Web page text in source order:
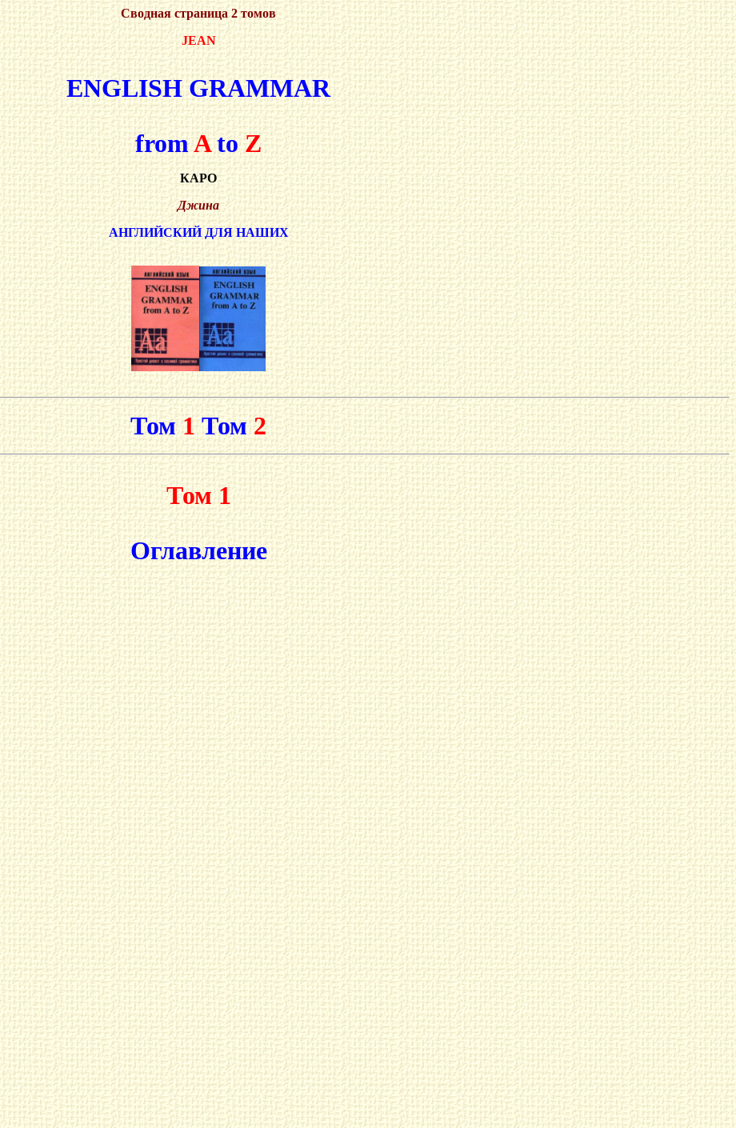
Сводная страница 2 томов
JEAN
ENGLISH GRAMMAR
fromAtoZ
КАРО
Джина
АНГЛИЙСКИЙ ДЛЯ НАШИХ
Том1Том2
Том 1
Оглавление